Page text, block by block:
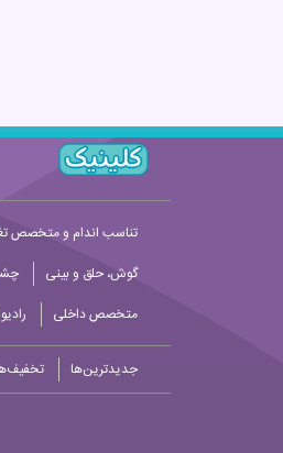
تناسب اندام و متخصص
گوش، حلق و بینی
متخصص داخلی
جدیدترین‌ها